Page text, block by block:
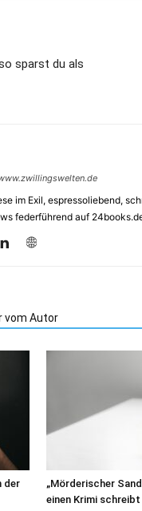
sparst du als
im Exil, espressoliebend,
federführend auf
vom Autor
der
„Mörderischer
einen Krimi